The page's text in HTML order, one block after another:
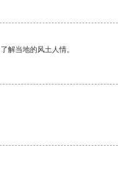
解当地的风土人情。